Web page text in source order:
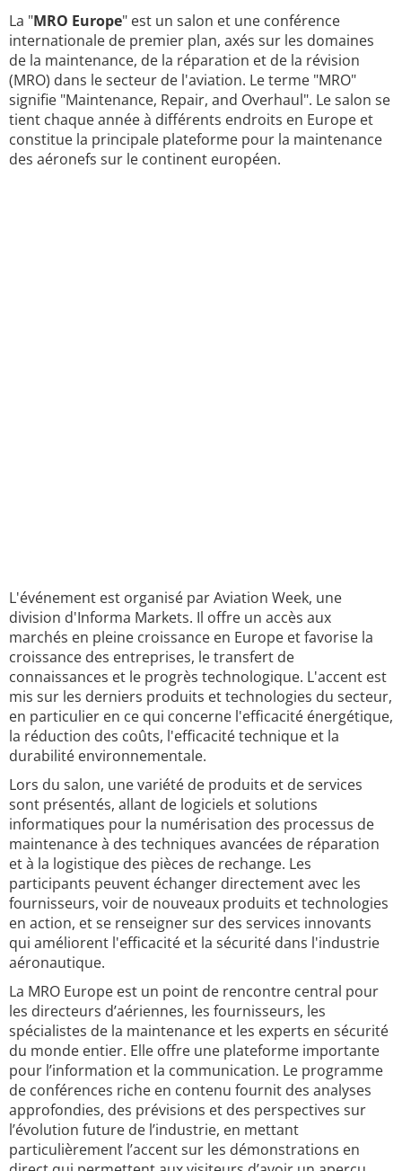
La "MRO Europe" est un salon et une conférence
internationale de premier plan, axés sur les domaines
de la maintenance, de la réparation et de la révision
(MRO) dans le secteur de l'aviation. Le terme "MRO"
signifie "Maintenance, Repair, and Overhaul". Le salon se
tient chaque année à différents endroits en Europe et
constitue la principale plateforme pour la maintenance
des aéronefs sur le continent européen.
L'événement est organisé par Aviation Week, une
division d'Informa Markets. Il offre un accès aux
marchés en pleine croissance en Europe et favorise la
croissance des entreprises, le transfert de
connaissances et le progrès technologique. L'accent est
mis sur les derniers produits et technologies du secteur,
en particulier en ce qui concerne l'efficacité énergétique,
la réduction des coûts, l'efficacité technique et la
durabilité environnementale.
Lors du salon, une variété de produits et de services
sont présentés, allant de logiciels et solutions
informatiques pour la numérisation des processus de
maintenance à des techniques avancées de réparation
et à la logistique des pièces de rechange. Les
participants peuvent échanger directement avec les
fournisseurs, voir de nouveaux produits et technologies
en action, et se renseigner sur des services innovants
qui améliorent l'efficacité et la sécurité dans l'industrie
aéronautique.
La MRO Europe est un point de rencontre central pour
les directeurs d’aériennes, les fournisseurs, les
spécialistes de la maintenance et les experts en sécurité
du monde entier. Elle offre une plateforme importante
pour l’information et la communication. Le programme
de conférences riche en contenu fournit des analyses
approfondies, des prévisions et des perspectives sur
l’évolution future de l’industrie, en mettant
particulièrement l’accent sur les démonstrations en